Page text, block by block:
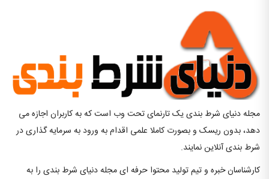
مجله دنیای شرط بندی یک تارنمای تحت وب است که به کاربران اجازه می
دهد، بدون ریسک و بصورت کاملا علمی اقدام به ورود به سرمایه گذاری در
شرط بندی آنلاین نمایند.
کارشناسان خبره و تیم تولید محتوا حرفه ای مجله دنیای شرط بندی را به